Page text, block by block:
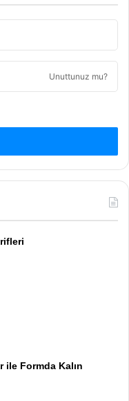
Unuttunuz mu?
ile Formda Kalın